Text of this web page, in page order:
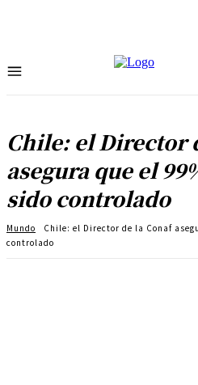
Chile: el Director
asegura que el
sido controlado
Mundo
Chile: el Director de la Conaf
controlado